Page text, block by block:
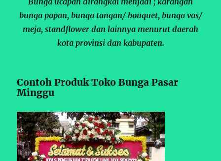
bunga papan, bunga tangan/ bouquet, bunga vas/
meja, standflower dan lainnya menurut daerah
kota provinsi dan kabupaten.
Contoh Produk Toko Bunga Pasar
Minggu